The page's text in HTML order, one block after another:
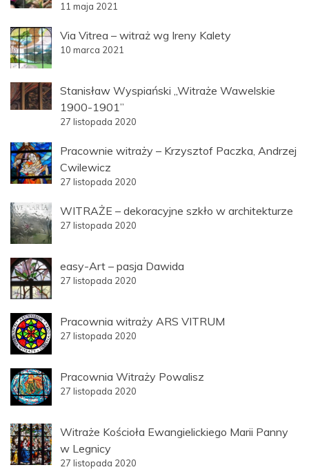
11 maja 2021
Via Vitrea – witraż wg Ireny Kalety
10 marca 2021
Stanisław Wyspiański „Witraże Wawelskie
1900-1901”
27 listopada 2020
Pracownie witraży – Krzysztof Paczka, Andrzej
Cwilewicz
27 listopada 2020
WITRAŻE – dekoracyjne szkło w architekturze
27 listopada 2020
easy-Art – pasja Dawida
27 listopada 2020
Pracownia witraży ARS VITRUM
27 listopada 2020
Pracownia Witraży Powalisz
27 listopada 2020
Witraże Kościoła Ewangielickiego Marii Panny
w Legnicy
27 listopada 2020